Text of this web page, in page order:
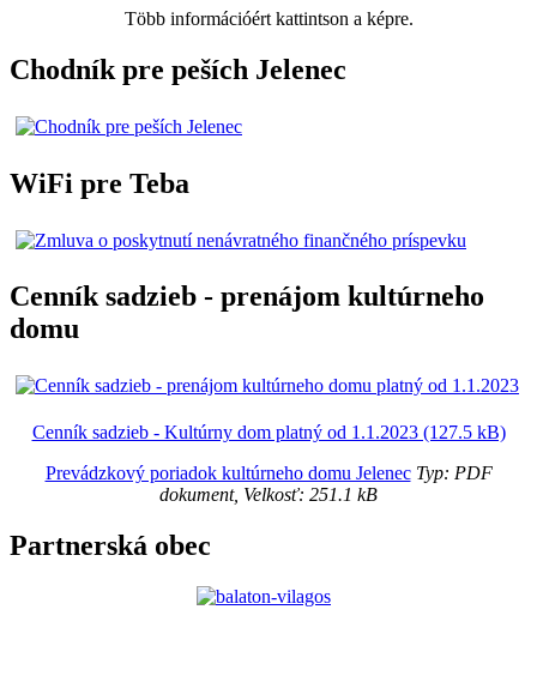
Több információért kattintson a képre.
Chodník pre peších Jelenec
WiFi pre Teba
Cenník sadzieb - prenájom kultúrneho
domu
Cenník sadzieb - Kultúrny dom platný od 1.1.2023 (127.5 kB)
Prevádzkový poriadok kultúrneho domu JelenecTyp: PDF
dokument, Velkosť: 251.1 kB
Partnerská obec